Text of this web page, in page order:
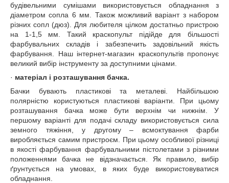
будівельними сумішами використовується обладнання з
діаметром сопла 6 мм. Також можливий варіант з набором
різних сопл (дюз). Для любителя цілком достатньо пристрою
на 1-1,5 мм. Такий краскопульт підійде для більшості
фарбувальних складів і забезпечить задовільний якість
фарбування. Наш інтернет-магазин краскопультів пропонує
великий вибір інструменту за доступними цінами.
· матеріал і розташування бачка.
Бачки бувають пластикові та металеві. Найбільшою
полярністю користуються пластикові варіанти. При цьому
розташування бачка може бути верхнім чи нижнім. У
першому варіанті для подачі складу використовується сила
земного тяжіння, у другому – всмоктування фарби
виробляється самим пристроєм. При цьому особливої різниці
в якості фарбування фарбувальними пістолетами з різними
положеннями бачка не відзначається. Як правило, вибір
ґрунтується на умовах, в яких буде використовуватися
обладнання.